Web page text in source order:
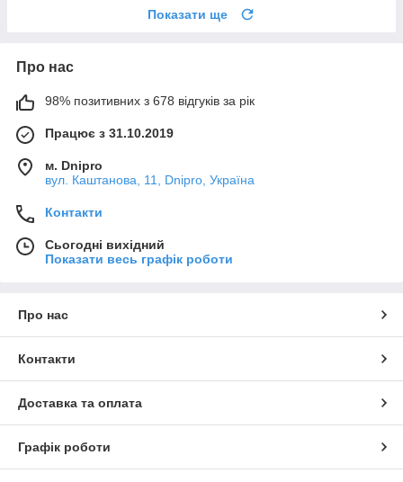
Показати ще
Про нас
98% позитивних з 678 відгуків за рік
Працює з 31.10.2019
м. Dnipro
вул. Каштанова, 11, Dnipro, Україна
Контакти
Сьогодні вихідний
Показати весь графік роботи
Про нас
Контакти
Доставка та оплата
Графік роботи